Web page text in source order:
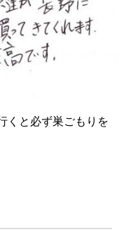
くと必ず巣ごもりを